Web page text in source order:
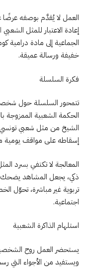
العمل لا يُقدَّم بوصفه عرضًا
إعادة الاعتبار للمثل
الجماعية إلى مادة درامية
خفيفة ورسالة عميقة.
فكرة السلسلة
تتمحور السلسلة حول
الحكمة الشعبية الممزوجة
الشيخ من مثل شعبي تونسي
إسقاطه على مواقف يومية
المعالجة لا تكتفي بسرد
ذكي، يجعل المشاهد يضحك
تربوية غير مباشرة، تحوّل
اجتماعية.
استلهام الذاكرة الشعبية
يستحضر العمل روح
ويستفيد من الأجواء التي